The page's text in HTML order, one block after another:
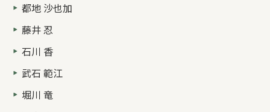
都地 沙也加
藤井 忍
石川 香
武石 範江
堀川 竜